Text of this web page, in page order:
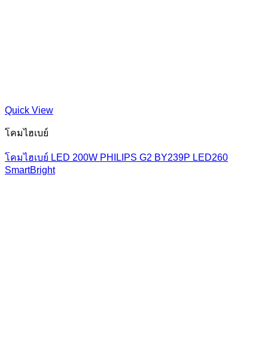
Quick View
โคมไฮเบย์
โคมไฮเบย์ LED 200W PHILIPS G2 BY239P LED260
SmartBright